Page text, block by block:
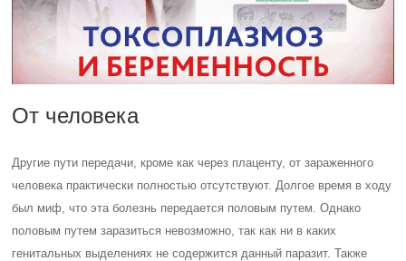
От человека
Другие пути передачи, кроме как через плаценту, от зараженного
человека практически полностью отсутствуют. Долгое время в ходу
был миф, что эта болезнь передается половым путем. Однако
половым путем заразиться невозможно, так как ни в каких
генитальных выделениях не содержится данный паразит. Также